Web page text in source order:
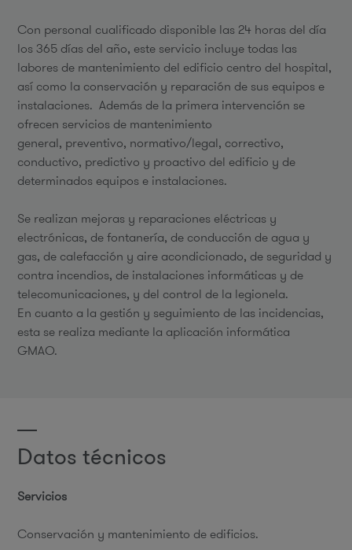
Con personal cualificado disponible las 24 horas del día
los 365 días del año, este servicio incluye todas las
labores de mantenimiento del edificio centro del hospital,
así como la conservación y reparación de sus equipos e
instalaciones. Además de la primera intervención se
ofrecen servicios de mantenimiento
general, preventivo, normativo/legal, correctivo,
conductivo, predictivo y proactivo del edificio y de
determinados equipos e instalaciones.
Se realizan mejoras y reparaciones eléctricas y
electrónicas, de fontanería, de conducción de agua y
gas, de calefacción y aire acondicionado, de seguridad y
contra incendios, de instalaciones informáticas y de
telecomunicaciones, y del control de la legionela.
En cuanto a la gestión y seguimiento de las incidencias,
esta se realiza mediante la aplicación informática
GMAO.
Datos técnicos
Servicios
Conservación y mantenimiento de edificios.